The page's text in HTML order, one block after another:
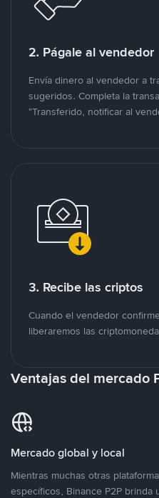
2. Págale al vendedor
Envía dinero al vendedor a
sugeridos. Completa la
"Transferido, notificar al
3. Recibe las criptos
Cuando el vendedor
liberaremos las
Ventajas del mercado
Mercado global y local
Mientras muchas otras
específicos, Binance P2P brinda